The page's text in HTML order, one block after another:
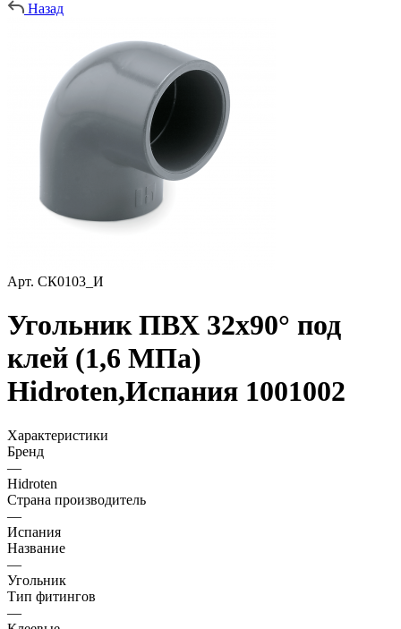
Назад
Арт. СК0103_И
Угольник ПВХ 32х90° под
клей (1,6 МПа)
Hidroten,Испания 1001002
Характеристики
Бренд
—
Hidroten
Страна производитель
—
Испания
Название
—
Угольник
Тип фитингов
—